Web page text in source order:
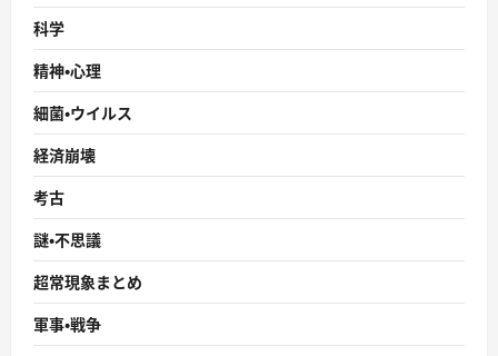
科学
精神・心理
細菌・ウイルス
経済崩壊
考古
謎・不思議
超常現象まとめ
軍事・戦争